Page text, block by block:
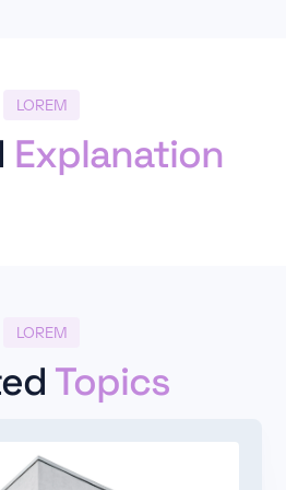
LOREM
Explanation
LOREM
Topics